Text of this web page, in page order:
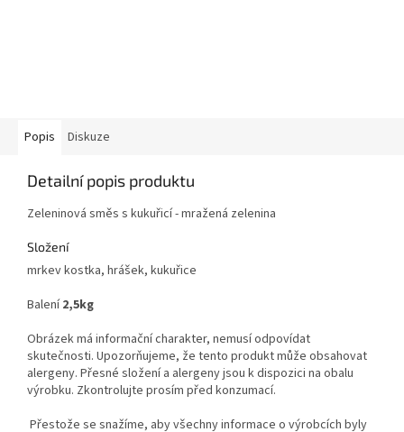
Popis Diskuze
Detailní popis produktu
Zeleninová směs s kukuřicí - mražená zelenina
Složení
mrkev kostka, hrášek, kukuřice
Balení2,5kg
Obrázek má informační charakter, nemusí odpovídat
skutečnosti. Upozorňujeme, že tento produkt může obsahovat
alergeny. Přesné složení a alergeny jsou k dispozici na obalu
výrobku. Zkontrolujte prosím před konzumací.
Přestože se snažíme, aby všechny informace o výrobcích byly